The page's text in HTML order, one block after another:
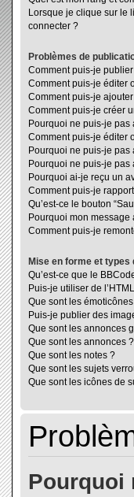
Lorsque je clique sur le
connecter ?
Problèmes de
Comment puis-je
Comment puis-je éditer
Comment puis-je
Comment puis-je créer
Pourquoi ne puis-je pas
Comment puis-je éditer
Pourquoi ne puis-je pas
Pourquoi ne puis-je
Pourquoi ai-je reçu un
Comment puis-je
Qu’est-ce le bouton
Pourquoi mon message
Comment puis-je
Mise en forme et types
Qu’est-ce que le
Puis-je utiliser de
Que sont les
Puis-je publier des
Que sont les annonces
Que sont les annonces ?
Que sont les notes ?
Que sont les sujets
Que sont les icônes de
Pourquoi